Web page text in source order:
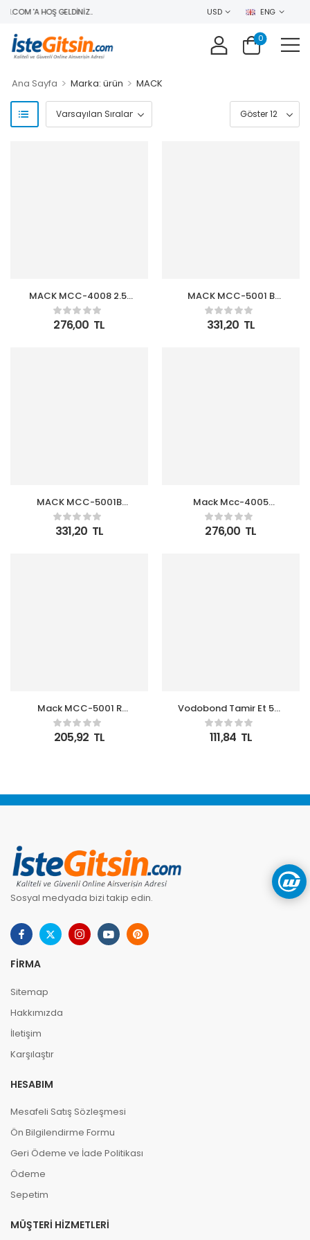
'A HOŞ GELDINIZ.. USD ENG
0
Ana Sayfa > Marka: ürün > MACK
MACK MCC-4008 2.5″
Hard Disk Kılıfı Siyah
Turuncu
276,00 TL
MACK MCC-5001 B
Easygo Bagaj Organizer
Mavi
331,20 TL
MACK MCC-5001B
Kırmızı Easygo Bagaj
Organizer+Soğutucu
Çanta Desenli
331,20 TL
Mack Mcc-4005
Elektronik Aksesuar
Çantası
276,00 TL
Mack MCC-5001 R
Easygo Bagaj Organizer
Kırmızı
205,92 TL
Vodobond Tamir Et 5gr
(Metal-Plastik-Kauçuk-
Ahşap-Cam)
111,84 TL
Sosyal medyada bizi takip edin.
FIRMA
Sitemap
Hakkımızda
İletişim
Karşılaştır
HESABIM
Mesafeli Satış Sözleşmesi
Ön Bilgilendirme Formu
Geri Ödeme ve İade Politikası
Ödeme
Sepetim
MÜŞTERI HIZMETLERI